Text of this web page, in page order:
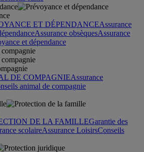
ET DÉPENDANCEAssurance
Assurance obsèquesAssurance
et dépendance
DE COMPAGNIEAssurance
animal de compagnie
DE LA FAMILLEGarantie des
scolaireAssurance LoisirsConseils